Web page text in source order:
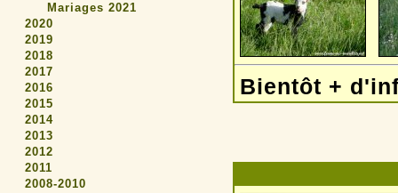
Mariages 2021
2020
2019
2018
2017
2016
2015
2014
2013
2012
2011
2008-2010
Bientôt +